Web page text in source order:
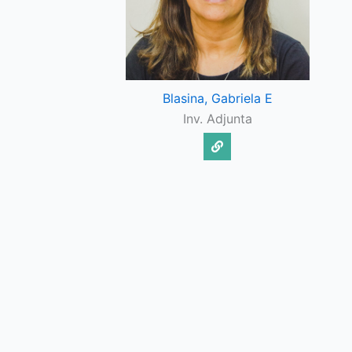
Blasina, Gabriela E
Inv. Adjunta